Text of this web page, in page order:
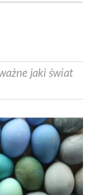
jaki świat